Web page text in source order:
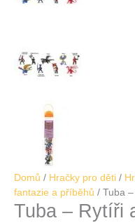
Domů / Hračky pro děti /
fantazie a příběhů / Tuba
Tuba – Rytíři